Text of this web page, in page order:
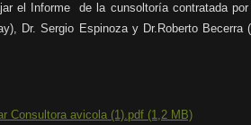
el Informe de la cunsoltoría contratada
Dr. Sergio Espinoza y Dr.Roberto
Consultora avicola (1).pdf (1,2 MB)